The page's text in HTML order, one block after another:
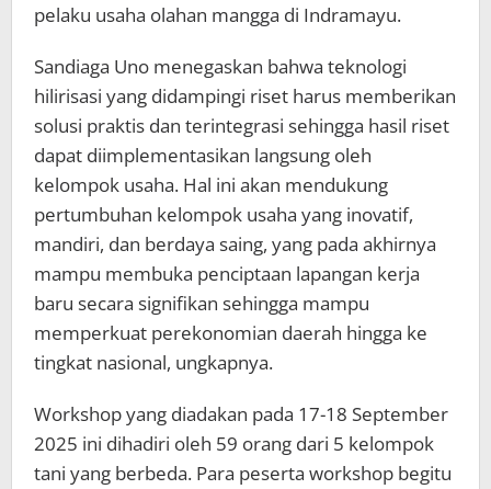
pelaku usaha olahan mangga di Indramayu.
Sandiaga Uno menegaskan bahwa teknologi
hilirisasi yang didampingi riset harus memberikan
solusi praktis dan terintegrasi sehingga hasil riset
dapat diimplementasikan langsung oleh
kelompok usaha. Hal ini akan mendukung
pertumbuhan kelompok usaha yang inovatif,
mandiri, dan berdaya saing, yang pada akhirnya
mampu membuka penciptaan lapangan kerja
baru secara signifikan sehingga mampu
memperkuat perekonomian daerah hingga ke
tingkat nasional, ungkapnya.
Workshop yang diadakan pada 17-18 September
2025 ini dihadiri oleh 59 orang dari 5 kelompok
tani yang berbeda. Para peserta workshop begitu